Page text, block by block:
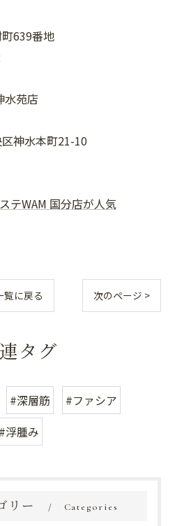
639番地
水苑店
神水本町21-10
テWAM 国分店が人気
覧に戻る 次のページ >
タグ
#深層筋
#ファシア
#浮腫み
リー Categories